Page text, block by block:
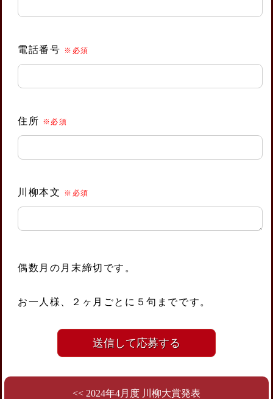
だ
さ
い。
電話番号 ※必須
住所 ※必須
川柳本文 ※必須
偶数月の月末締切です。
お一人様、２ヶ月ごとに５句までです。
<< 2024年4月度 川柳大賞発表